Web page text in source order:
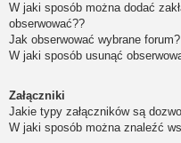
W jaki sposób można dodać
obserwować??
Jak obserwować wybrane forum?
W jaki sposób usunąć
Załączniki
Jakie typy załączników są
W jaki sposób można znaleźć